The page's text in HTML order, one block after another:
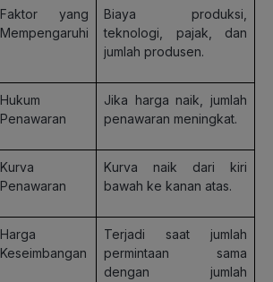
Faktor yang
Mempengaruhi
Biaya produksi,
teknologi, pajak, dan
jumlah produsen.
Hukum
Penawaran
Jika harga naik, jumlah
penawaran meningkat.
Kurva
Penawaran
Kurva naik dari kiri
bawah ke kanan atas.
Harga
Keseimbangan
Terjadi saat jumlah
permintaan sama
dengan jumlah